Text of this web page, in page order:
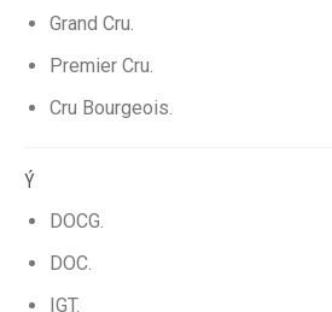
Grand Cru.
Premier Cru.
Cru Bourgeois.
Ý
DOCG.
DOC.
IGT.